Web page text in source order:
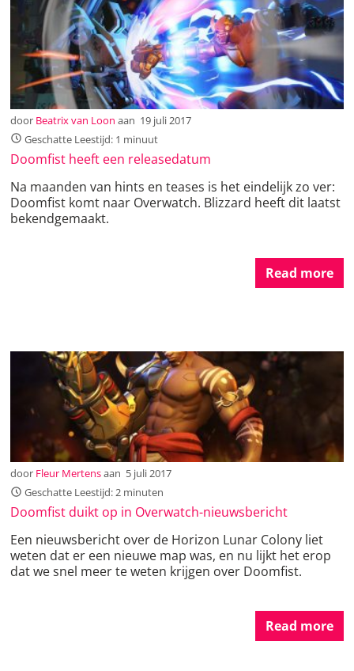
door Beatrix van Loon aan 19 juli 2017
Geschatte Leestijd: 1 minuut
Doomfist heeft een releasedatum
Na maanden van hints en teases is het eindelijk zo ver:
Doomfist komt naar Overwatch. Blizzard heeft dit laatst
bekendgemaakt.
Read more
door Fleur Mertensaan 5 juli 2017
Geschatte Leestijd: 2 minuten
Doomfist duikt op in Overwatch-nieuwsbericht
Een nieuwsbericht over de Horizon Lunar Colony liet
weten dat er een nieuwe map was, en nu lijkt het erop
dat we snel meer te weten krijgen over Doomfist.
Read more